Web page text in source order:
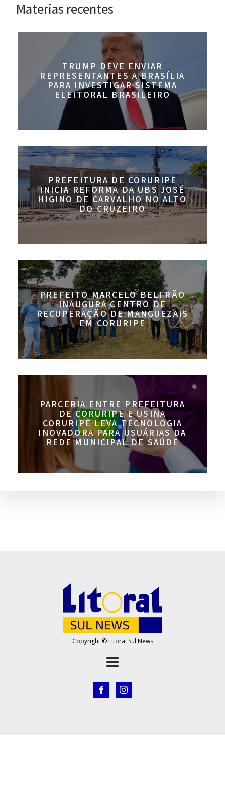
Materias recentes
TRUMP DEVE ENVIAR
REPRESENTANTES A BRASÍLIA
PARA INVESTIGAR SISTEMA
ELEITORAL BRASILEIRO
PREFEITURA DE CORURIPE
INICIA REFORMA DA UBS JOSÉ
HIGINO DE CARVALHO NO ALTO
DO CRUZEIRO
PREFEITO MARCELO BELTRÃO
INAUGURA CENTRO DE
RECUPERAÇÃO DE MANGUEZAIS
EM CORURIPE
PARCERIA ENTRE PREFEITURA
DE CORURIPE E USINA
CORURIPE LEVA TECNOLOGIA
INOVADORA PARA USUÁRIAS DA
REDE MUNICIPAL DE SAÚDE
Copyright © Litoral Sul News